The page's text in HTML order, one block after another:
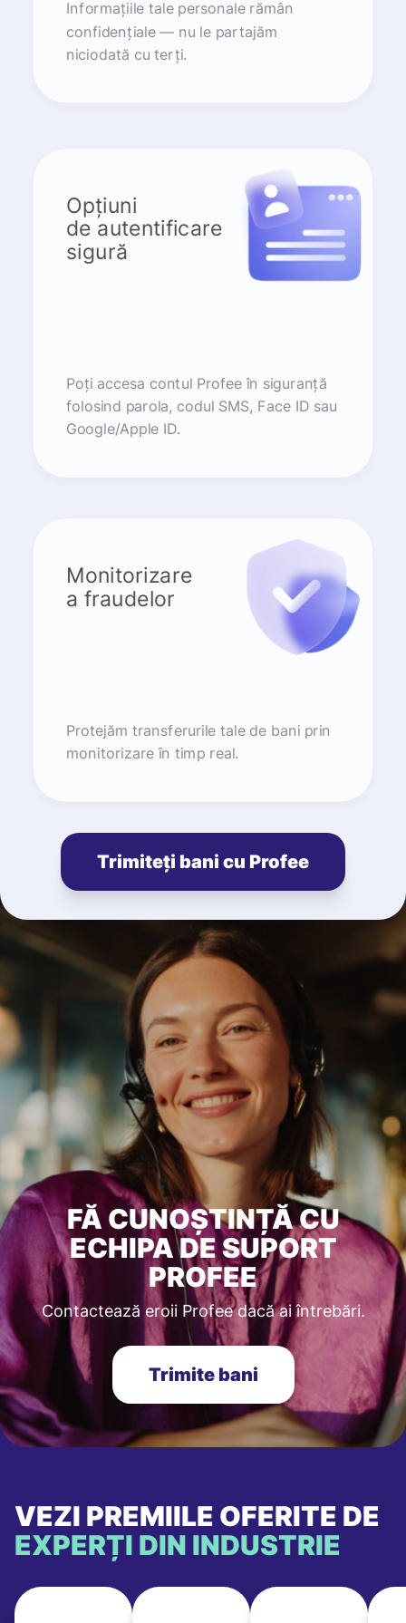
Informațiile tale personale rămân
confidențiale — nu le partajăm
niciodată cu terți.
Opțiuni
de autentificare
sigură
Poți accesa contul Profee în siguranță
folosind parola, codul SMS, Face ID sau
Google/Apple ID.
Monitorizare
a fraudelor
Protejăm transferurile tale de bani prin
monitorizare în timp real.
Trimiteți bani cu Profee
FĂ CUNOȘTINȚĂ CU
ECHIPA DE SUPORT
PROFEE
Contactează eroii Profee dacă ai întrebări.
Trimite bani
VEZI PREMIILE OFERITE DE
EXPERȚI DIN INDUSTRIE